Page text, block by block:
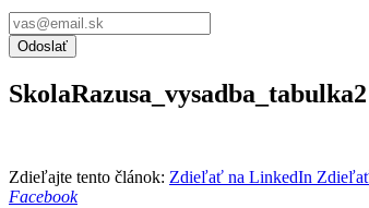
Odoslať
SkolaRazusa_vysadba_tabulka2
Zdieľajte tento článok: Zdieľať na LinkedIn
Facebook